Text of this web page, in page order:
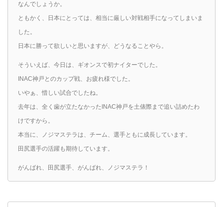
なんでしょうか。
ともかく、日本にとっては、相当に厳しい対戦相手になってしまいま
した。
日本に勝って欲しいと思いますが、どうなることやら。
そういえば、今日は、ギオンスで初ナイターでした。
INAC神戸とのカップ戦、お疲れ様でした。
いやぁ、惜しい試合でしたね。
去年は、全く歯が立たなかったINAC神戸を土俵際まで追い詰めたわ
けですから。
本当に、ノジマステラは、チーム、選手ともに成長しています。
田尻選手の活躍も期待しています。
がんばれ、田尻選手、がんばれ、ノジマステラ！